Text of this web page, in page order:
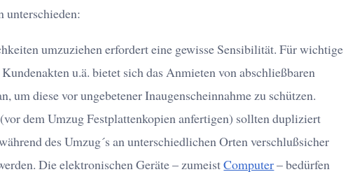
unterschieden:
umzuziehen erfordert eine gewisse Sensibilität. Für wichtige
Kundenakten u.ä. bietet sich das Anmieten von abschließbaren
um diese vor ungebetener Inaugenscheinnahme zu schützen.
(vor dem Umzug Festplattenkopien anfertigen) sollten dupliziert
des Umzug´s an unterschiedlichen Orten verschlußsicher
Die elektronischen Geräte – zumeistComputer– bedürfen